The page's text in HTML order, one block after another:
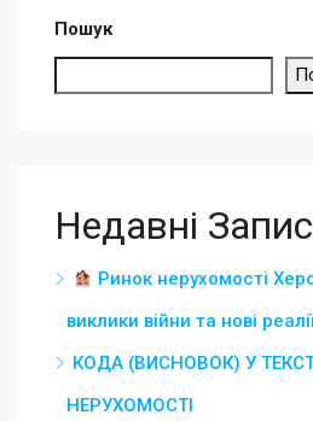
Пошук
Недавні
Ринок нерухомості
виклики війни та нові реалії
КОДА (ВИСНОВОК) У
НЕРУХОМОСТІ